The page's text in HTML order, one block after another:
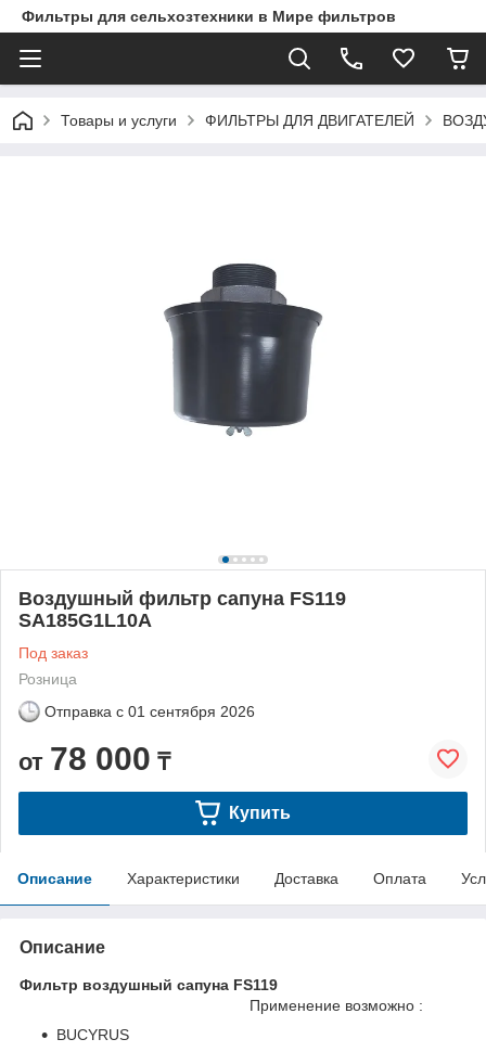
Фильтры для сельхозтехники в Мире фильтров
Товары и услуги ФИЛЬТРЫ ДЛЯ ДВИГАТЕЛЕЙ
Воздушный фильтр сапуна FS119
SA185G1L10A
Под заказ
Розница
Отправка с 01 сентября 2026
от 78 000 ₸
Купить
Описание Характеристики Доставка Оплата
Описание
Фильтр воздушный сапуна FS119
Применение возможно :
BUCYRUS